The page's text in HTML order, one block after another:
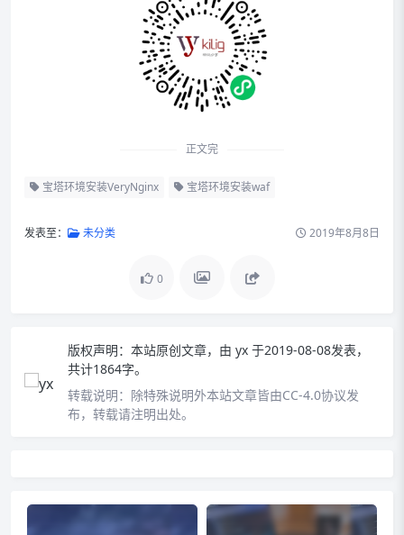
正文完
宝塔环境安装VeryNginx 宝塔环境安装waf
发表至： 未分类 2019年8月8日
0
版权声明： 本站原创文章，由 yx 于2019-08-08发表，
共计1864字。
转载说明： 除特殊说明外本站文章皆由CC-4.0协议发
布，转载请注明出处。